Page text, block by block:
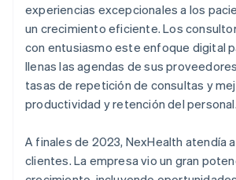
experiencias excepcionales a los
un crecimiento eficiente. Los
con entusiasmo este enfoque digital
llenas las agendas de sus
tasas de repetición de consultas y
productividad y retención del personal.
A finales de 2023, NexHealth atendía
clientes. La empresa vio un gran